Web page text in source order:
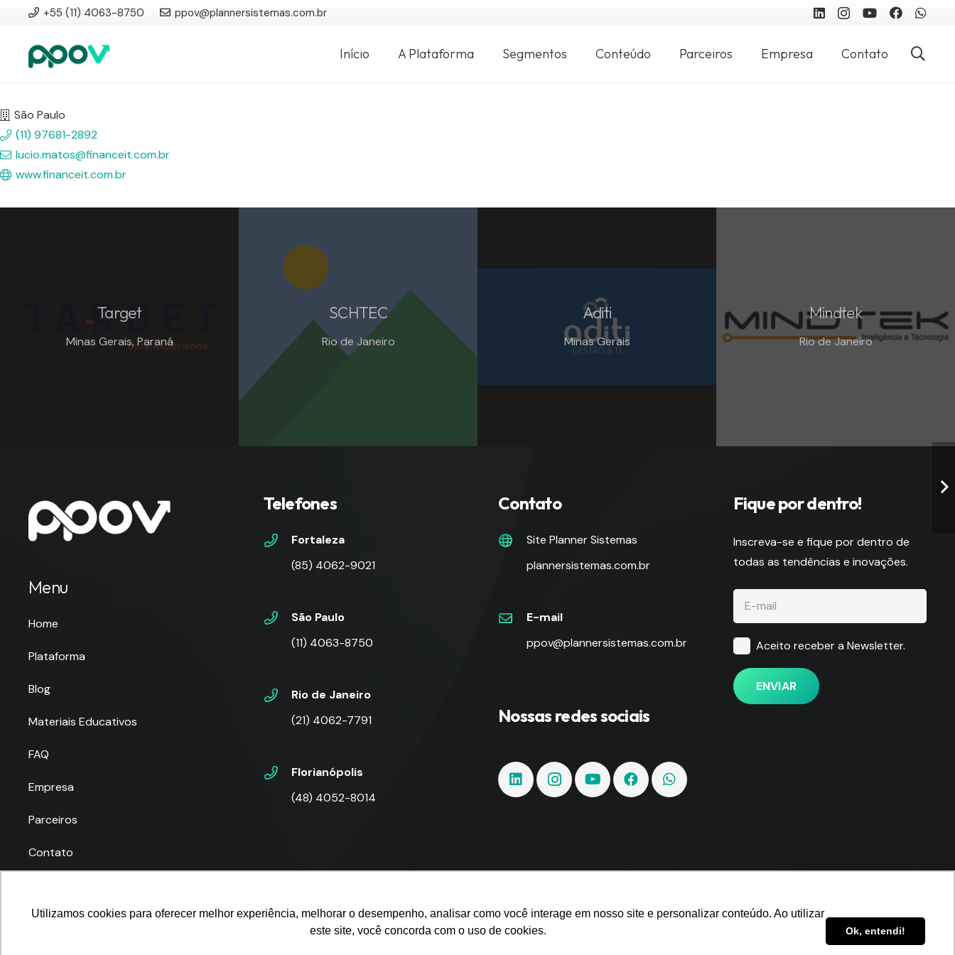
Utilizamos cookies para oferecer melhor experiência, melhorar o desempenho, analisar como você interage em nosso site e personalizar conteúdo. Ao utilizar
este site, você concorda com o uso de cookies.
Ok, entendi!
+55 (11) 4063-8750 ppov@plannersistemas.com.br
Início A Plataforma Segmentos Conteúdo Parceiros Empresa Contato
São Paulo
(11) 97681-2892
lucio.matos@financeit.com.br
www.financeit.com.br
Target
Minas Gerais,Paraná
SCHTEC
Rio de Janeiro
Aditi
Minas Gerais
Mindtek
Rio de Janeiro
Menu
Home
Plataforma
Blog
Materiais Educativos
FAQ
Empresa
Parceiros
Contato
Telefones
Fortaleza
(85) 4062-9021
São Paulo
(11) 4063-8750
Rio de Janeiro
(21) 4062-7791
Florianópolis
(48) 4052-8014
Contato
Site Planner Sistemas
plannersistemas.com.br
E-mail
ppov@plannersistemas.com.br
Nossas redes sociais
Fique por dentro!
Inscreva-se e fique por dentro de
todas as tendências e inovações.
Aceito receber a Newsletter.
ENVIAR
Utilizamos cookies para oferecer melhor experiência, melhorar o desempenho, analisar como você interage em nosso site e personalizar conteúdo. Ao utilizar este site, você concorda com